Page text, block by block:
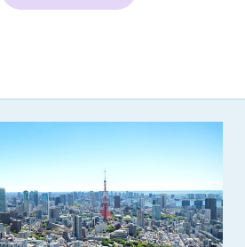
）
誹謗中傷する行為
ログラム等を送信又は書き込む行為
る行為
い営利を目的とした行為
為